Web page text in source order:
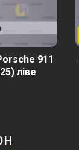
911
ліве